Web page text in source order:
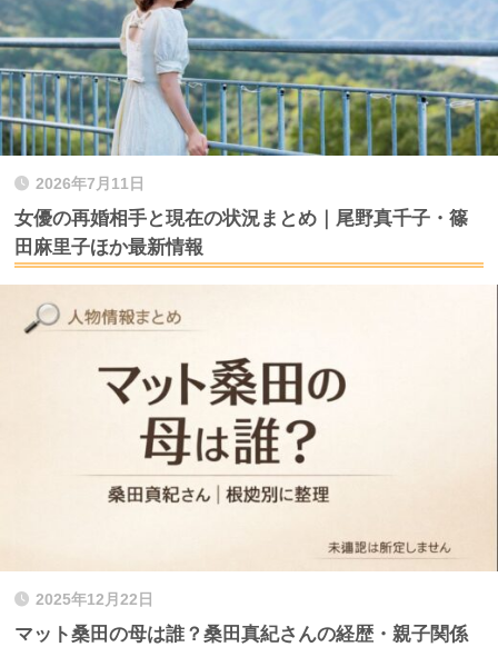
2026年7月11日
女優の再婚相手と現在の状況まとめ｜尾野真千子・篠
田麻里子ほか最新情報
2025年12月22日
マット桑田の母は誰？桑田真紀さんの経歴・親子関係